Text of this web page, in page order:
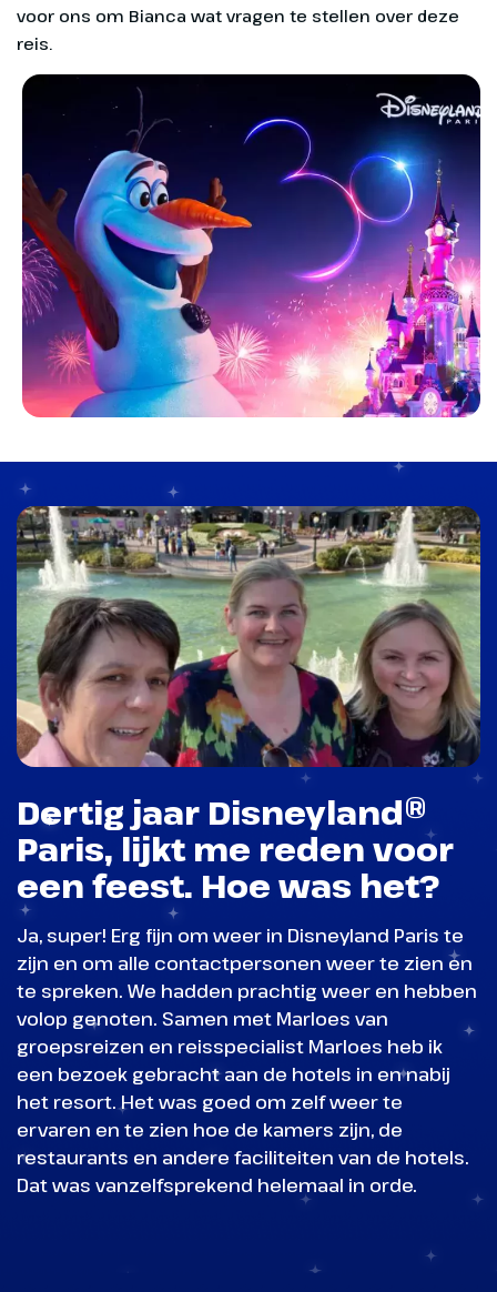
voor ons om Bianca wat vragen te stellen over deze
reis.
Dertig jaar Disneyland®
Paris, lijkt me reden voor
een feest. Hoe was het?
Ja, super! Erg fijn om weer in Disneyland Paris te
zijn en om alle contactpersonen weer te zien en
te spreken. We hadden prachtig weer en hebben
volop genoten. Samen met Marloes van
groepsreizen en reisspecialist Marloes heb ik
een bezoek gebracht aan de hotels in en nabij
het resort. Het was goed om zelf weer te
ervaren en te zien hoe de kamers zijn, de
restaurants en andere faciliteiten van de hotels.
Dat was vanzelfsprekend helemaal in orde.